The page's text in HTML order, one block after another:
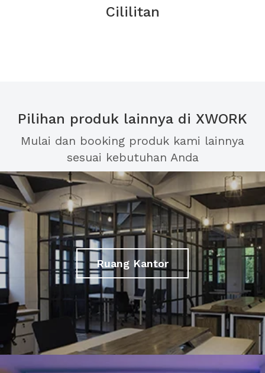
Cililitan
Pilihan produk lainnya di XWORK
Mulai dan booking produk kami lainnya
sesuai kebutuhan Anda
Ruang Kantor